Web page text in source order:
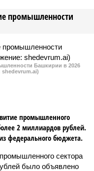
промышленности
Башкирии в 2026
промышленного
2 миллиардов рублей.
федерального бюджета.
сектора
было объявлено